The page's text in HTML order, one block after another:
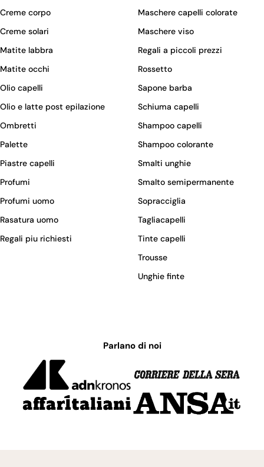
Creme corpo
Creme solari
Maschere capelli colorate
Maschere viso
Matite labbra
Matite occhi
Olio capelli
Olio e latte post epilazione
Ombretti
Palette
Piastre capelli
Profumi
Profumi uomo
Rasatura uomo
Regali piu richiesti
Regali a piccoli prezzi
Rossetto
Sapone barba
Schiuma capelli
Shampoo capelli
Shampoo colorante
Smalti unghie
Smalto semipermanente
Sopracciglia
Tagliacapelli
Tinte capelli
Trousse
Unghie finte
Parlano di noi